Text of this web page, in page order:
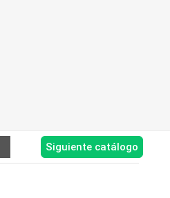
Siguiente catálogo